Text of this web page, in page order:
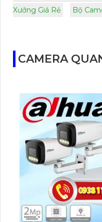
Xưởng Giá Rẻ
Bộ
CAMERA